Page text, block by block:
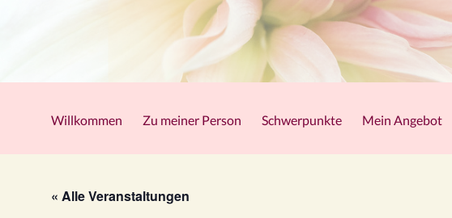
Willkommen Zu meiner Person Schwerpunkte Mein Angebot
« Alle Veranstaltungen